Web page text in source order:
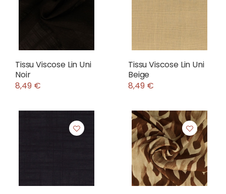
Tissu Viscose Lin Uni
Noir
8,49 €
Tissu Viscose Lin Uni
Beige
8,49 €